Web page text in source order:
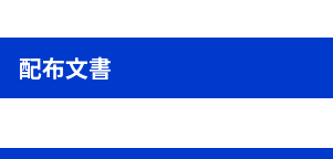
配布文書